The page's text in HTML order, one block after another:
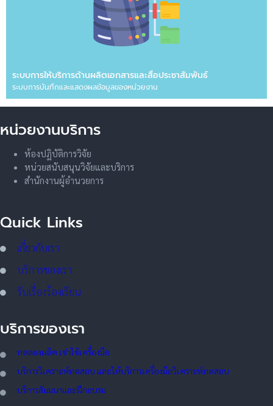
ระบบการให้บริการด้านผลิตเอกสารและสื่อประชาสัมพันธ์
ระบบการบันทึกและแสดงผลข้อมูลของหน่วยงาน
หน่วยงานบริการ
ห้องปฏิบัติการวิจัย
หน่วยสนับสนุนวิจัยและบริการ
สำนักงานผู้อำนวยการ
Quick Links
เกี่ยวกับเรา
บริการของเรา
รับเรื่องร้องเรียน
บริการของเรา
ทดลองผลิต เช่าใช้เครื่องมือ
บริการวิเคราะห์ทดสอบ และให้บริการเครื่องมือวิเคราะห์ทดสอบ
บริการสัมมนาและฝึกอบรม